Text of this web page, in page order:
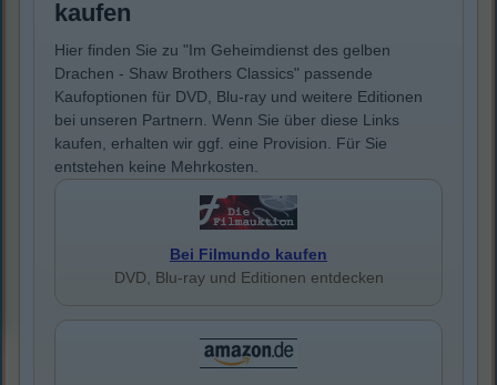
kaufen
Hier finden Sie zu "Im Geheimdienst des gelben
Drachen - Shaw Brothers Classics" passende
Kaufoptionen für DVD, Blu-ray und weitere Editionen
bei unseren Partnern. Wenn Sie über diese Links
kaufen, erhalten wir ggf. eine Provision. Für Sie
entstehen keine Mehrkosten.
Bei Filmundo kaufen
DVD, Blu-ray und Editionen entdecken